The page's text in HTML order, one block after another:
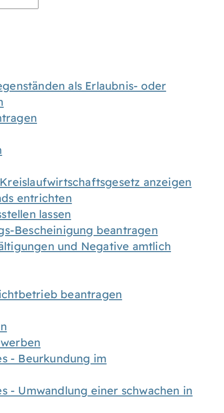
als Erlaubnis- oder
anzeigen
entrichten
lassen
Bescheinigung beantragen
und Negative amtlich
beantragen
- Beurkundung im
- Umwandlung einer schwachen in